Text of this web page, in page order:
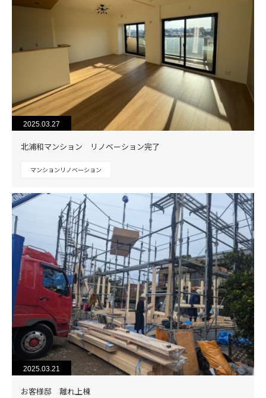
2025.03.27
北浦和マンション リノベーション完了
マンションリノベーション
2025.03.21
お客様邸 離れ上棟